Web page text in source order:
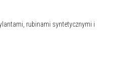
rubinami syntetycznymi i